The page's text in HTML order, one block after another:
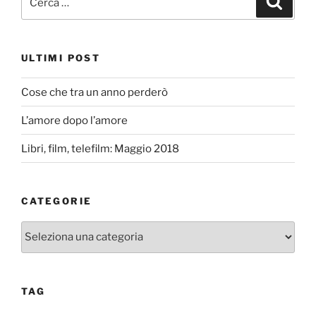
ULTIMI POST
Cose che tra un anno perderò
L’amore dopo l’amore
Libri, film, telefilm: Maggio 2018
CATEGORIE
Categorie
TAG